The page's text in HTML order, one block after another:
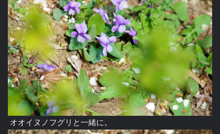
オオイヌノフグリと一緒に。